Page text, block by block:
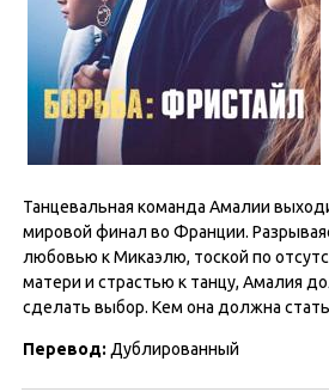
Танцевальная команда Амалии
мировой финал во Франции.
любовью к Микаэлю, тоской по
матери и страстью к танцу, Амалия
сделать выбор. Кем она должна
Перевод: Дублированный